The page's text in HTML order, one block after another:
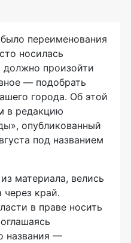
переименования
носилась
должно произойти
— подобрать
города. Об этой
в редакцию
опубликованный
под названием
материала, велись
через край.
в праве носить
названия —